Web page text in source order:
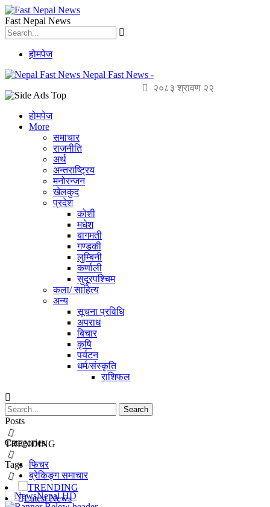
Fast Nepal News
होमपेज
Nepal Fast News -
२०८३ श्रावण २२
होमपेज
More
समाचार
राजनीति
अर्थ
अन्तराष्ट्रिय
मनोरन्जन
खेलकुद
प्रदेश
कोशी
मधेश
बागमती
गण्डकी
लुम्बिनी
कर्णाली
सुदूरपश्चिम
कला/ साहित्य
अन्य
सूचना प्रविधि
अपराध
बिचार
कृषि
पर्यटन
धर्म/संस्कृति
राशिफल
Posts
Categories
Tags
TRENDING
Latest News
TRENDING
फिचर
ब्रेकिङ्ग समाचार